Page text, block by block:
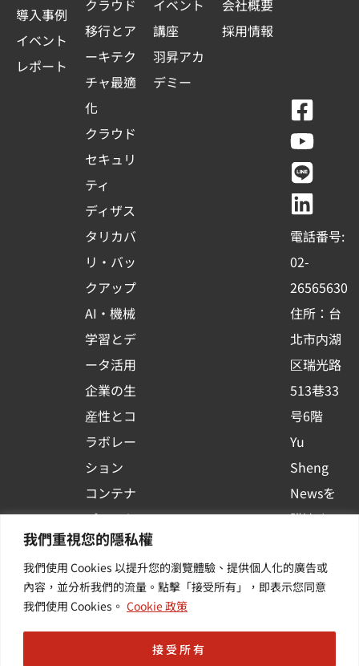
我們重視您的隱私權
我們使用 Cookies 以提升您的瀏覽體驗、提供個人化的廣告或
內容，並分析我們的流量。點擊「接受所有」，即表示您同意
我們使用 Cookies。 Cookie 政策
接受所有
導入事例
イベント
レポート
クラウド
移行とア
ーキテク
チャ最適
化
クラウド
セキュリ
ティ
ディザス
タリカバ
リ・バッ
クアップ
AI・機械
学習とデ
ータ活用
企業の生
産性とコ
ラボレー
ション
コンテナ
プラット
フォーム
活用
その他・
イベント
講座
羽昇アカ
デミー
会社概要
採用情報
F
a
c
e
b
o
o
k
-
s
q
u
a
r
e
Y
o
u
t
u
b
e
L
i
n
e
L
i
n
k
e
d
i
n
電話番号:
02-
26565630
住所：台
北市内湖
区瑞光路
513巷33
号6階
Yu
Sheng
Newsを
購読する
イベント
や業界情